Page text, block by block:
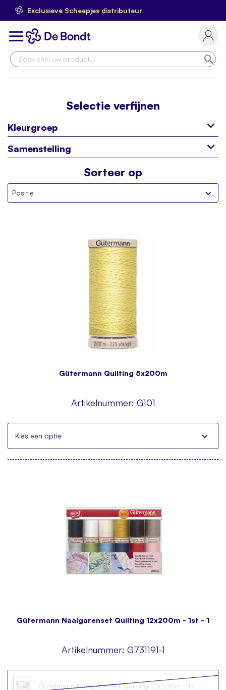
Exclusieve Scheepjes distributeur
Ga
naar
de
Toggle
Selectie verfijnen
Kleurgroep
Samenstelling
Sorteer op
Gütermann Quilting 5x200m
Artikelnummer: G101
Kies een optie
Gütermann Naaigarenset Quilting 12x200m - 1st - 1
Artikelnummer: G731191-1
Gütermann Naaigarenset Quilting 12x200m - 1st - 1